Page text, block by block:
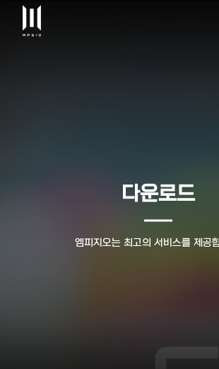
다운로드
엠피지오는 최고의 서비스를 제공